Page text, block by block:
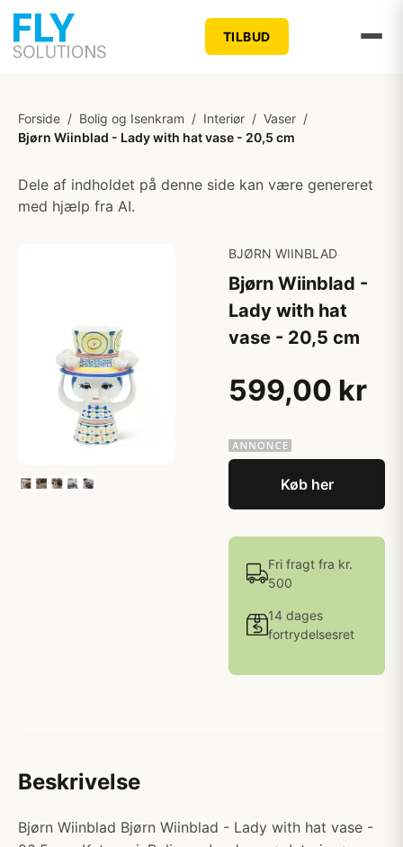
TILBUD
Forside / Bolig og Isenkram / Interiør / Vaser /
Bjørn Wiinblad - Lady with hat vase - 20,5 cm
Dele af indholdet på denne side kan være genereret
med hjælp fra AI.
BJØRN WIINBLAD
Bjørn Wiinblad -
Lady with hat
vase - 20,5 cm
599,00 kr
Køb her
Fri fragt fra kr.
500
14 dages
fortrydelsesret
Beskrivelse
Bjørn Wiinblad Bjørn Wiinblad - Lady with hat vase -